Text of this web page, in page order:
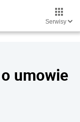
Serwisy
umowie